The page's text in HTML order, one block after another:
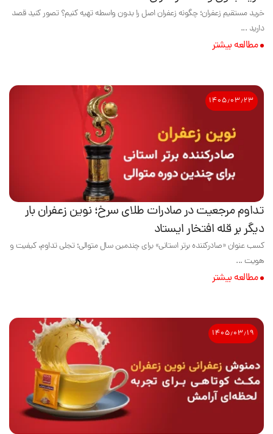
خرید مستقیم زعفران؛ چگونه زعفران اصل را بدون واسطه تهیه کنیم؟ تصور کنید قصد
دارید ...
مطالعه بیشتر
۱۴۰۵٫۰۳٫۲۳
تداوم مرجعیت در صادرات طلای سرخ؛ نوین زعفران بار
دیگر بر قله افتخار ایستاد
کسب عنوان «صادرکننده برتر استانی» برای چندمین سال متوالی؛ تجلی تداوم، کیفیت و
هویت ...
مطالعه بیشتر
۱۴۰۵٫۰۳٫۱۹